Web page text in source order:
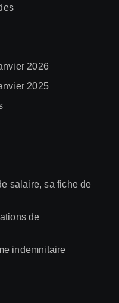
2026
2025
salaire, sa fiche de
de
indemnitaire